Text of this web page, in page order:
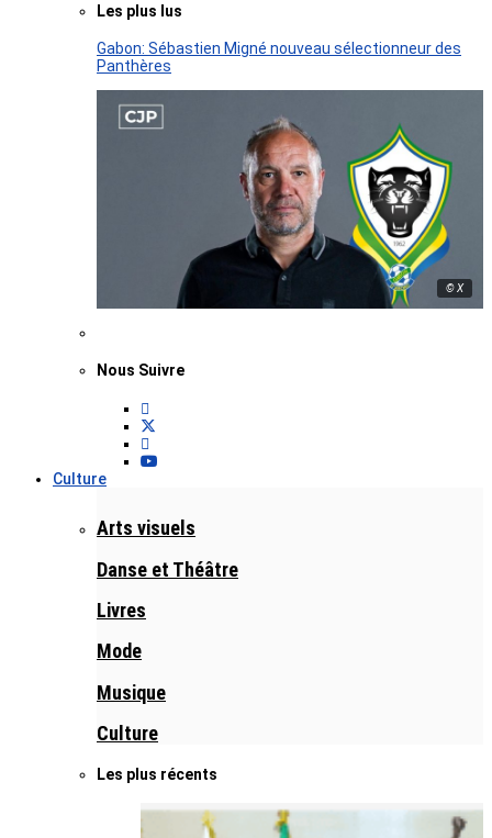
Les plus lus
Gabon: Sébastien Migné nouveau sélectionneur des
Panthères
© X
Nous Suivre
Culture
Arts visuels
Danse et Théâtre
Livres
Mode
Musique
Culture
Les plus récents